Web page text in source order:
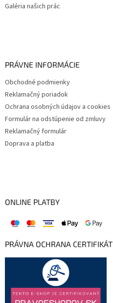
Galéria našich prác
PRÁVNE INFORMÁCIE
Obchodné podmienky
Reklamačný poriadok
Ochrana osobných údajov a cookies
Formulár na odstúpenie od zmluvy
Reklamačný formulár
Doprava a platba
ONLINE PLATBY
PRÁVNA OCHRANA CERTIFIKÁT